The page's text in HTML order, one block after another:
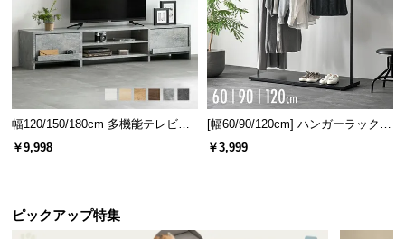
幅120/150/180cm 多機能テレビボ
ード 木目/石目調 オープン収納・
￥9,998
[幅60/90/120cm] ハンガーラック
スチール 4段階高さ調節 サイドフ
￥3,999
ピックアップ特集